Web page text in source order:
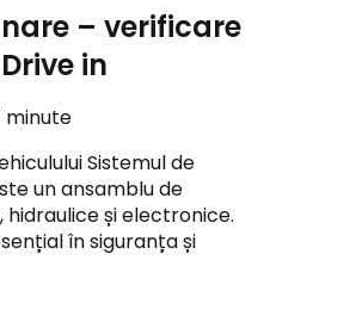
– verificare
in
minute
Sistemul de
un ansamblu de
și electronice.
în siguranța și